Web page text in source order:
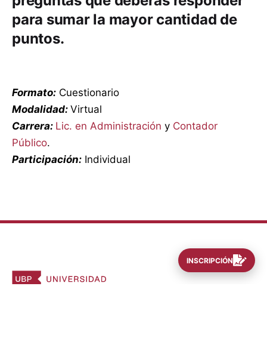
para sumar la mayor cantidad de
puntos.
Formato: Cuestionario
Modalidad: Virtual
Carrera: Lic. en Administración y Contador
Público.
Participación: Individual
INSCRIPCIÓN